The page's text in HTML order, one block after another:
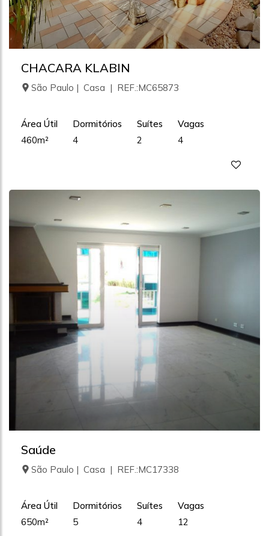
CHACARA KLABIN
São Paulo | Casa | REF.:MC65873
Área Útil
460m²
Dormitórios
4
Suítes
2
Vagas
4
Saúde
São Paulo | Casa | REF.:MC17338
Área Útil
650m²
Dormitórios
5
Suítes
4
Vagas
12